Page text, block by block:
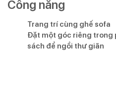
Công năng
Trang trí cùng ghế sofa
Đặt một góc riêng trong
sách để ngồi thư giãn